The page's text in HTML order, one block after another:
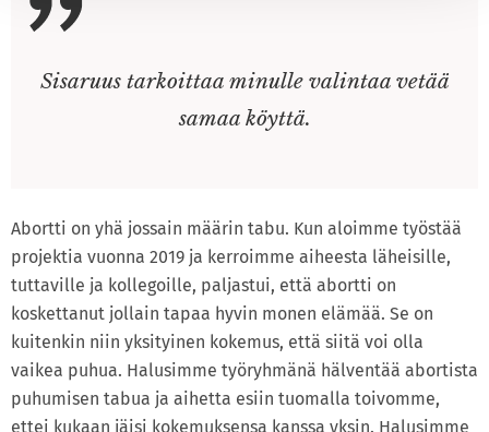
Sisaruus tarkoittaa minulle valintaa vetää
samaa köyttä.
Abortti on yhä jossain määrin tabu. Kun aloimme työstää
projektia vuonna 2019 ja kerroimme aiheesta läheisille,
tuttaville ja kollegoille, paljastui, että abortti on
koskettanut jollain tapaa hyvin monen elämää. Se on
kuitenkin niin yksityinen kokemus, että siitä voi olla
vaikea puhua. Halusimme työryhmänä hälventää abortista
puhumisen tabua ja aihetta esiin tuomalla toivomme,
ettei kukaan jäisi kokemuksensa kanssa yksin. Halusimme